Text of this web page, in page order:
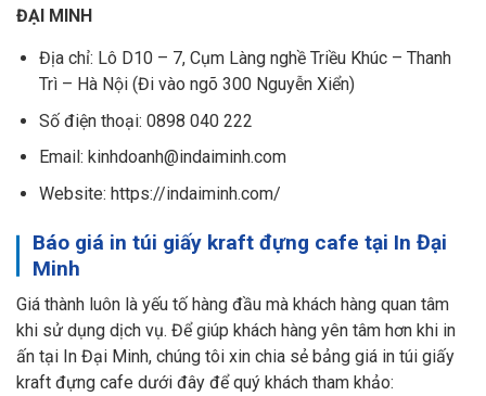
ĐẠI MINH
Địa chỉ: Lô D10 – 7, Cụm Làng nghề Triều Khúc – Thanh
Trì – Hà Nội (Đi vào ngõ 300 Nguyễn Xiển)
Số điện thoại: 0898 040 222
Email: kinhdoanh@indaiminh.com
Website: https://indaiminh.com/
Báo giá in túi giấy kraft đựng cafe tại In Đại
Minh
Giá thành luôn là yếu tố hàng đầu mà khách hàng quan tâm
khi sử dụng dịch vụ. Để giúp khách hàng yên tâm hơn khi in
ấn tại In Đại Minh, chúng tôi xin chia sẻ bảng giá in túi giấy
kraft đựng cafe dưới đây để quý khách tham khảo: